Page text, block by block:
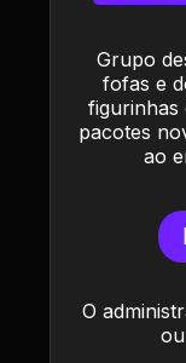
Grupo
fofas e
figurinhas
pacotes
ao
O